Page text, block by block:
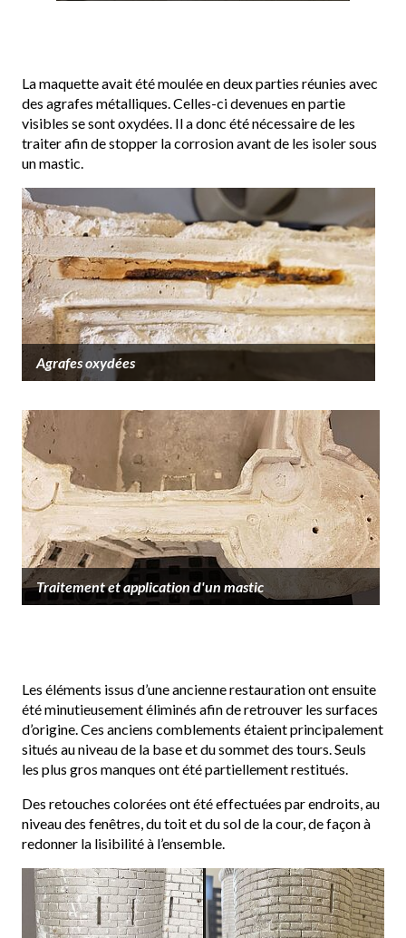
La maquette avait été moulée en deux parties réunies avec
des agrafes métalliques. Celles-ci devenues en partie
visibles se sont oxydées. Il a donc été nécessaire de les
traiter afin de stopper la corrosion avant de les isoler sous
un mastic.
Agrafes oxydées
Traitement et application d'un mastic
Les éléments issus d’une ancienne restauration ont ensuite
été minutieusement éliminés afin de retrouver les surfaces
d’origine. Ces anciens comblements étaient principalement
situés au niveau de la base et du sommet des tours. Seuls
les plus gros manques ont été partiellement restitués.
Des retouches colorées ont été effectuées par endroits, au
niveau des fenêtres, du toit et du sol de la cour, de façon à
redonner la lisibilité à l’ensemble.